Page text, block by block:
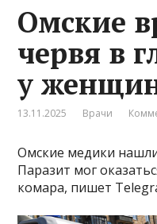
Омские
червя в
у
13.11.2025 Врачи
Омские медики нашли
Паразит мог
комара, пишет